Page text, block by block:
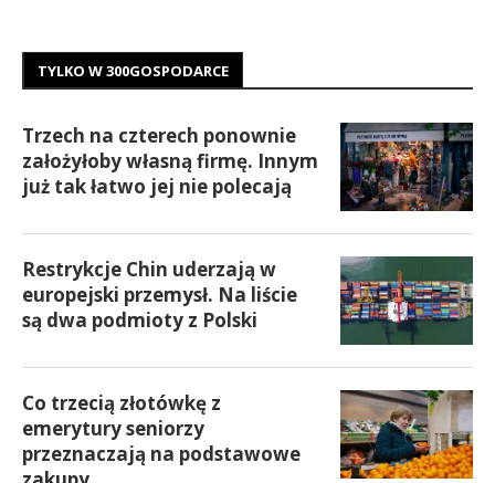
TYLKO W 300GOSPODARCE
Trzech na czterech ponownie
założyłoby własną firmę. Innym
już tak łatwo jej nie polecają
Restrykcje Chin uderzają w
europejski przemysł. Na liście
są dwa podmioty z Polski
Co trzecią złotówkę z
emerytury seniorzy
przeznaczają na podstawowe